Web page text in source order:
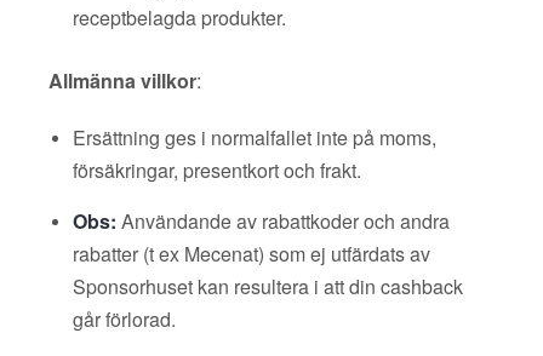
receptbelagda produkter.
Allmänna villkor:
Ersättning ges i normalfallet inte på moms,
försäkringar, presentkort och frakt.
Obs: Användande av rabattkoder och andra
rabatter (t ex Mecenat) som ej utfärdats av
Sponsorhuset kan resultera i att din cashback
går förlorad.